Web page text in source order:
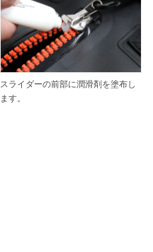
スライダーの前部に潤滑剤を塗布し
ます。